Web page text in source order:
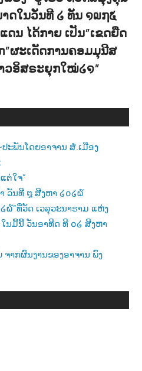
ດໃນວັນທີ ໒ ທັນ ໑໙໗໕
ດນ ໄດ້ກາຍ ເປັນ”ເຂດຍືດ
”ຜະເດັດການຄອມມຸນີສ
ວອິສຣະຍຸກໃໝ່໒໑”
ະພັນໂດຍອາຈານ ສໍ.ເມືອງ
ຕ່ໃຈ”
ວັນທີ ໘ ສີງຫາ ໒໐໒໖
໖”ທີ່ວັດ ເວລຸວະນາຣາມ ແຫ່ງ
ນມື້ນີ້ ວັນອາທີດ ທີ ໐໒ ສີງຫາ
ຈາກຜົນງານຂອງອາຈານ ພົງ